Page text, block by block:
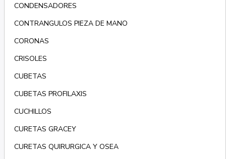
CONDENSADORES
CONTRANGULOS PIEZA DE MANO
CORONAS
CRISOLES
CUBETAS
CUBETAS PROFILAXIS
CUCHILLOS
CURETAS GRACEY
CURETAS QUIRURGICA Y OSEA